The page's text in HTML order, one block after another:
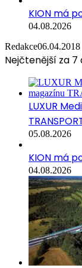
KION má
04.08.2026
Redakce06.04.2018
Nejčtenější za 7
LUXUR
05.08.2026
KION má
04.08.2026